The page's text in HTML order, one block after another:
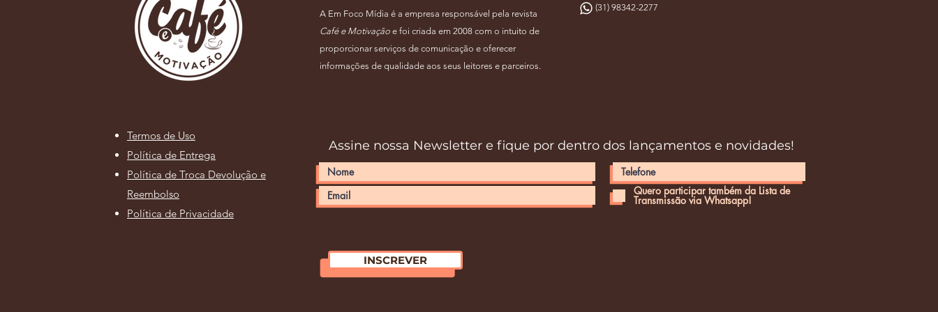
A Em Foco Mídia é a empresa responsável pela revista
Café e Motivação e foi criada em 2008 com o intuito de
proporcionar serviços de comunicação e oferecer
informações de qualidade aos seus leitores e parceiros.
(31) 98342-2277
Termos de Uso
Política de Entrega
Política de Troca Devolução e
Reembolso
Política de Privacidade
Assine nossa Newsletter e fique por dentro dos lançamentos e novidades!
Quero participar também da Lista de
Transmissão via Whatsapp!
INSCREVER